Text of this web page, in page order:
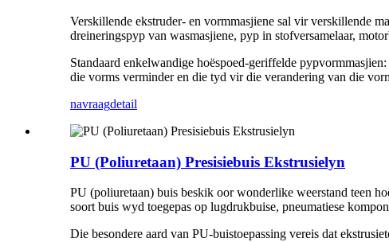
Verskillende ekstruder- en vormmasjiene sal vir verskillende
dreineringspyp van wasmasjiene, pyp in stofversamelaar,
Standaard enkelwandige hoëspoed-geriffelde
die vorms verminder en die tyd vir die verandering van die
navraagdetail
PU (Poliuretaan) Presisiebuis Ekstrusielyn
PU (poliuretaan) buis beskik oor wonderlike weerstand teen
soort buis wyd toegepas op lugdrukbuise, pneumatiese
Die besondere aard van PU-buistoepassing vereis dat